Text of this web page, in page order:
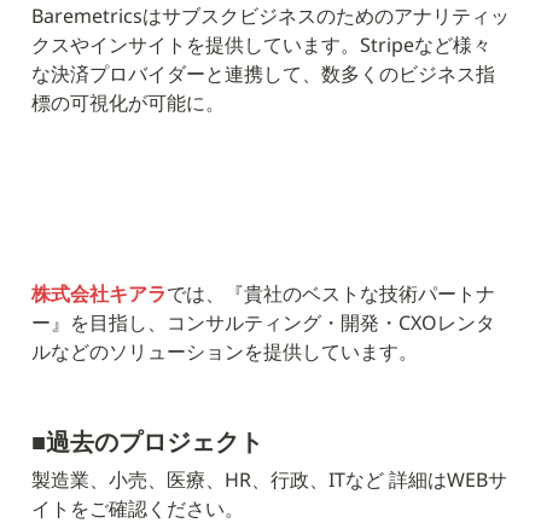
Baremetricsはサブスクビジネスのためのアナリティッ
クスやインサイトを提供しています。Stripeなど様々
な決済プロバイダーと連携して、数多くのビジネス指
標の可視化が可能に。
株式会社キアラでは、『貴社のベストな技術パートナ
ー』を目指し、コンサルティング・開発・CXOレンタ
ルなどのソリューションを提供しています。
■過去のプロジェクト
製造業、小売、医療、HR、行政、ITなど 詳細はWEBサ
イトをご確認ください。